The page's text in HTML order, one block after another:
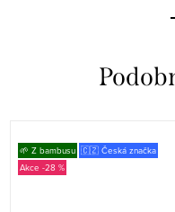
🌱 Z bambusu 🇨🇿 Česká značka
-28 %